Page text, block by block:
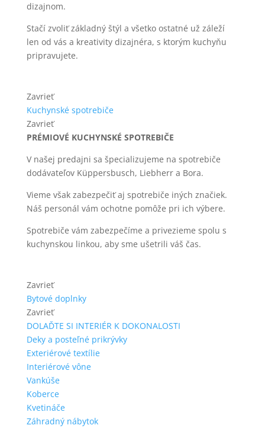
dizajnom.
Stačí zvoliť základný štýl a všetko ostatné už záleží
len od vás a kreativity dizajnéra, s ktorým kuchyňu
pripravujete.
Zavrieť
Kuchynské spotrebiče
Zavrieť
PRÉMIOVÉ KUCHYNSKÉ SPOTREBIČE
V našej predajni sa špecializujeme na spotrebiče
dodávateľov Küppersbusch, Liebherr a Bora.
Vieme však zabezpečiť aj spotrebiče iných značiek.
Náš personál vám ochotne pomôže pri ich výbere.
Spotrebiče vám zabezpečíme a privezieme spolu s
kuchynskou linkou, aby sme ušetrili váš čas.
Zavrieť
Bytové doplnky
Zavrieť
DOLAĎTE SI INTERIÉR K DOKONALOSTI
Deky a posteľné prikrývky
Exteriérové textílie
Interiérové vône
Vankúše
Koberce
Kvetináče
Záhradný nábytok